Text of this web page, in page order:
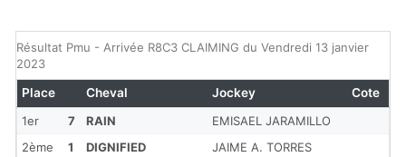
Résultat Pmu - Arrivée R8C3 CLAIMING du Vendredi 13 janvier
2023
1er 7 RAIN
EMISAEL JARAMILLO
2ème
1 DIGNIFIED
JAIME A. TORRES
Place Cheval Jockey Cote